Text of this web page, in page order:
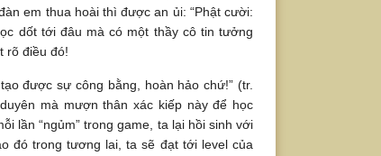
em thua hoài thì được an ủi: “Phật cười:
dốt tới đâu mà có một thầy cô tin tưởng
rõ điều đó!
được sự công bằng, hoàn hảo chứ!” (tr.
mà mượn thân xác kiếp này để học
lần “ngủm” trong game, ta lại hồi sinh với
đó trong tương lai, ta sẽ đạt tới level của